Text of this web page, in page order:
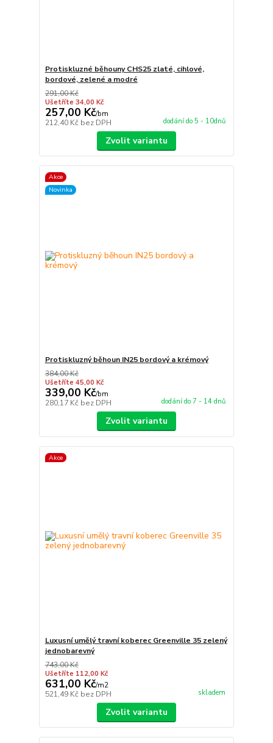
Protiskluzné běhouny CHS25 zlaté, cihlové,
bordové, zelené a modré
291,00 Kč
Ušetříte 34,00 Kč
257,00 Kč/bm
212,40 Kč bez DPH dodání do 5 - 10dnů
Zvolit variantu
Akce
Novinka
Protiskluzný běhoun IN25 bordový a krémový
384,00 Kč
Ušetříte 45,00 Kč
339,00 Kč/bm
280,17 Kč bez DPH dodání do 7 - 14 dnů
Zvolit variantu
Akce
Luxusní umělý travní koberec Greenville 35 zelený
jednobarevný
743,00 Kč
Ušetříte 112,00 Kč
631,00 Kč/m2
521,49 Kč bez DPH skladem
Zvolit variantu